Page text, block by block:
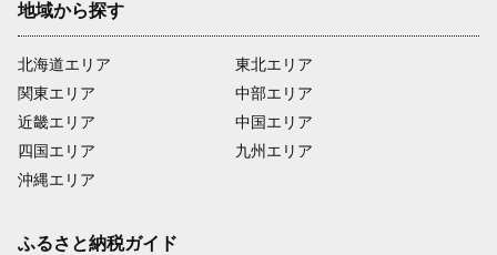
地域から探す
北海道エリア
関東エリア
近畿エリア
四国エリア
沖縄エリア
東北エリア
中部エリア
中国エリア
九州エリア
ふるさと納税ガイド